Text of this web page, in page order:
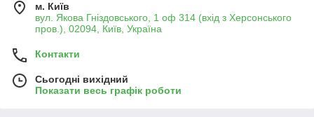
м. Київ
вул. Якова Гніздовського, 1 оф 314 (вхід з Херсонського
пров.), 02094, Київ, Україна
Контакти
Сьогодні вихідний
Показати весь графік роботи